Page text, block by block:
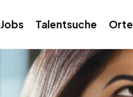
Jobs Talentsuche Orte